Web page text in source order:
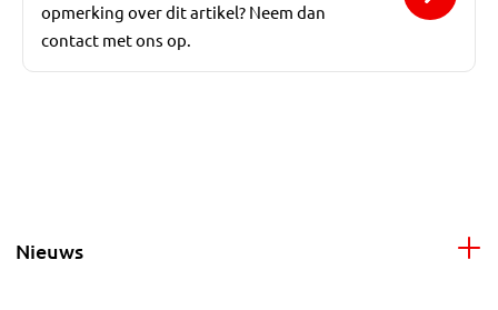
opmerking over dit artikel? Neem dan
contact met ons op.
Nieuws